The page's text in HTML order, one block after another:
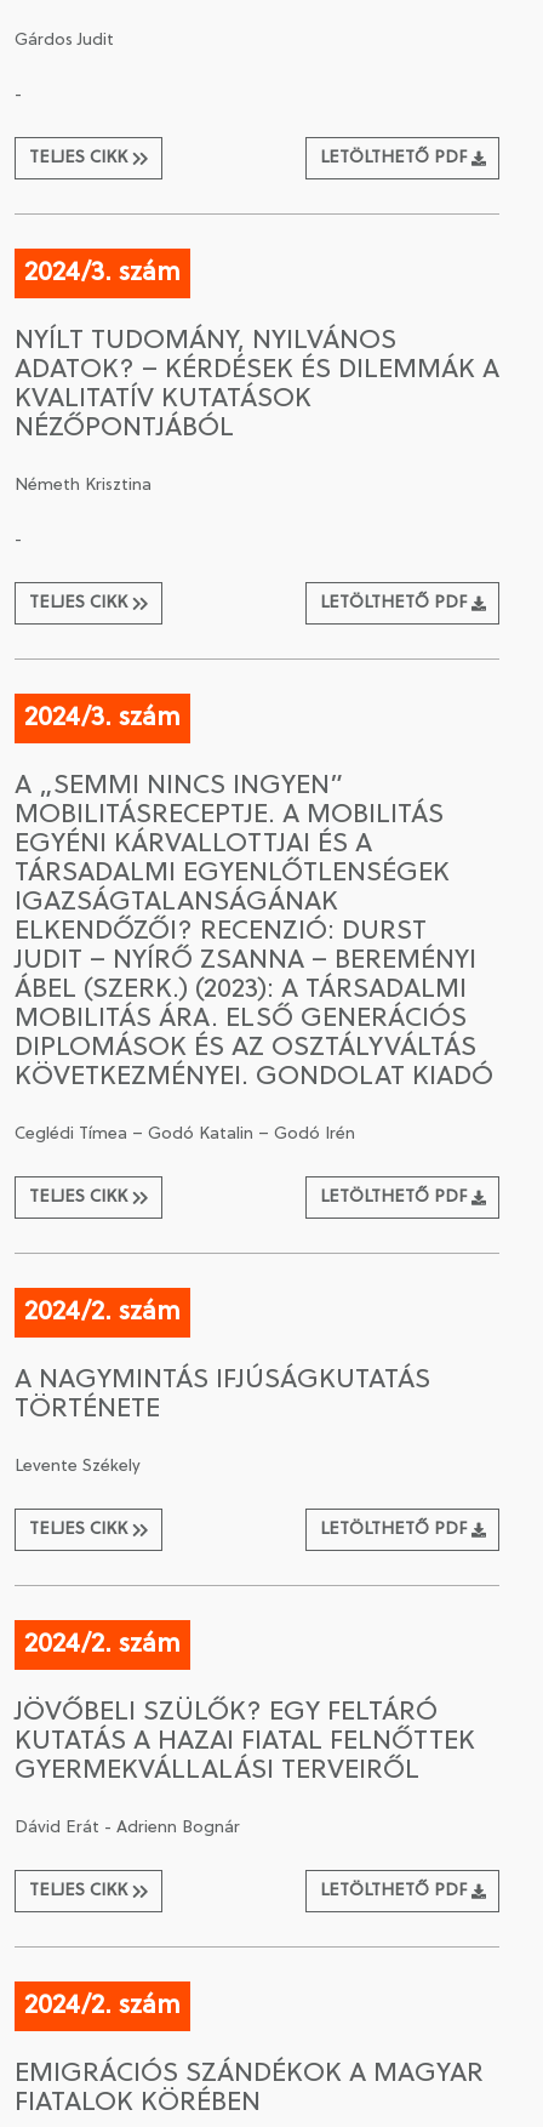
Gárdos Judit
-
TELJES CIKK LETÖLTHETŐ PDF
2024/3. szám
NYÍLT TUDOMÁNY, NYILVÁNOS
ADATOK? – KÉRDÉSEK ÉS DILEMMÁK A
KVALITATÍV KUTATÁSOK
NÉZŐPONTJÁBÓL
Németh Krisztina
-
TELJES CIKK LETÖLTHETŐ PDF
2024/3. szám
A „SEMMI NINCS INGYEN”
MOBILITÁSRECEPTJE. A MOBILITÁS
EGYÉNI KÁRVALLOTTJAI ÉS A
TÁRSADALMI EGYENLŐTLENSÉGEK
IGAZSÁGTALANSÁGÁNAK
ELKENDŐZŐI? RECENZIÓ: DURST
JUDIT – NYÍRŐ ZSANNA – BEREMÉNYI
ÁBEL (SZERK.) (2023): A TÁRSADALMI
MOBILITÁS ÁRA. ELSŐ GENERÁCIÓS
DIPLOMÁSOK ÉS AZ OSZTÁLYVÁLTÁS
KÖVETKEZMÉNYEI. GONDOLAT KIADÓ
Ceglédi Tímea – Godó Katalin – Godó Irén
TELJES CIKK LETÖLTHETŐ PDF
2024/2. szám
A NAGYMINTÁS IFJÚSÁGKUTATÁS
TÖRTÉNETE
Levente Székely
TELJES CIKK LETÖLTHETŐ PDF
2024/2. szám
JÖVŐBELI SZÜLŐK? EGY FELTÁRÓ
KUTATÁS A HAZAI FIATAL FELNŐTTEK
GYERMEKVÁLLALÁSI TERVEIRŐL
Dávid Erát - Adrienn Bognár
TELJES CIKK LETÖLTHETŐ PDF
2024/2. szám
EMIGRÁCIÓS SZÁNDÉKOK A MAGYAR
FIATALOK KÖRÉBEN